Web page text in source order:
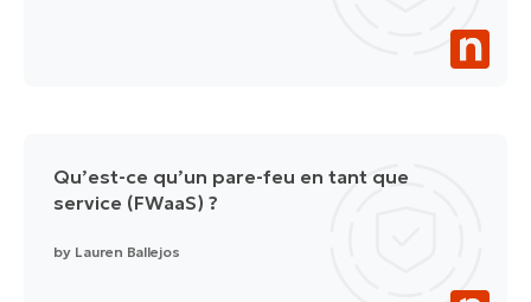
Qu’est-ce qu’un pare-feu en tant que
service (FWaaS) ?
by Lauren Ballejos